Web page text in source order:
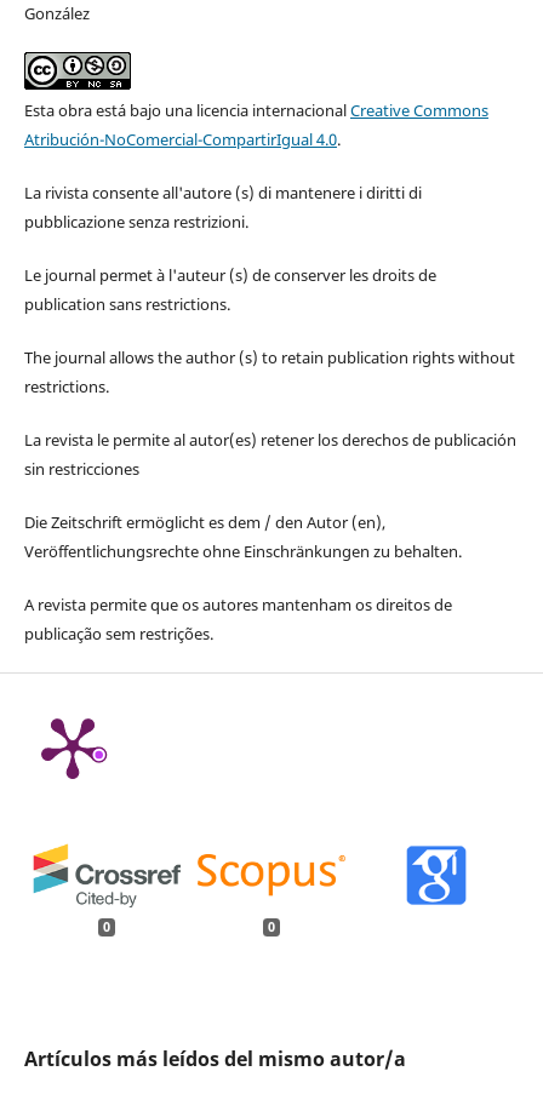
González
Esta obra está bajo una licencia internacionalCreative Commons
Atribución-NoComercial-CompartirIgual 4.0.
La rivista consente all'autore (s) di mantenere i diritti di
pubblicazione senza restrizioni.
Le journal permet à l'auteur (s) de conserver les droits de
publication sans restrictions.
The journal allows the author (s) to retain publication rights without
restrictions.
La revista le permite al autor(es) retener los derechos de publicación
sin restricciones
Die Zeitschrift ermöglicht es dem / den Autor (en),
Veröffentlichungsrechte ohne Einschränkungen zu behalten.
A revista permite que os autores mantenham os direitos de
publicação sem restrições.
0 0
Artículos más leídos del mismo autor/a